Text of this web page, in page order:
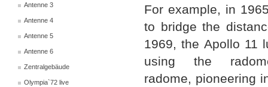
Antenne 3
Antenne 4
Antenne 5
Antenne 6
Zentralgebäude
Olympia`72 live
For example, in
to bridge the
1969, the Apollo 11
using the
radome, pioneering